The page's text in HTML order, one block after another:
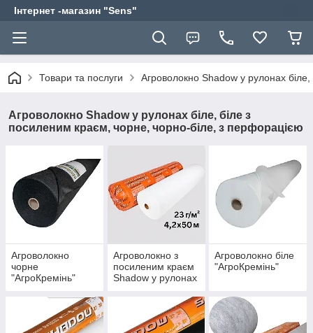
Інтернет -магазин "Sens"
Товари та послуги Агроволокно Shadow у рулонах
Агроволокно Shadow у рулонах біле, біле з
посиленим краєм, чорне, чорно-біле, з перфорацією
Агроволокно
чорне
"АгроКремінь"
Агроволокно з
посиленим краєм
Shadow у рулонах
Агроволокно біле
"АгроКремінь"